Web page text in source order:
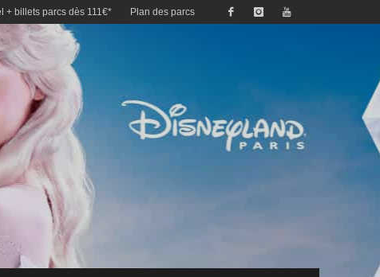
+ billets parcs dès 111€* Plan des parcs